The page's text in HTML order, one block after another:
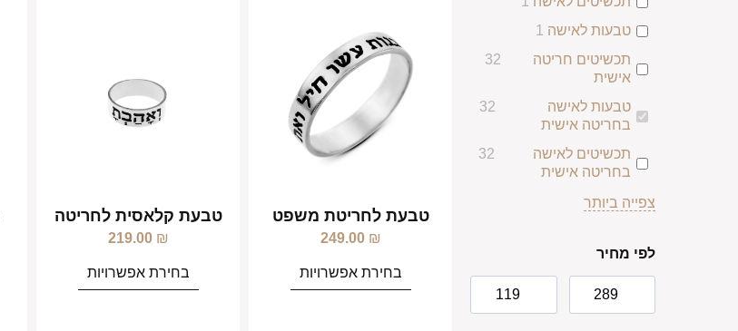
טבעות לאישה 1
תכשיטים חריטה
אישית
32
טבעות לאישה
בחריטה אישית
32
תכשיטים לאישה
בחריטה אישית
32
צפייה ביותר
לפי מחיר
טבעת לחריטת משפט
249.00 ₪
בחירת אפשרויות
טבעת קלאסית לחריטה
219.00 ₪
בחירת אפשרויות